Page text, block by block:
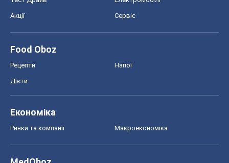
Акції Сервіс
Food Oboz
Рецепти Напої
Дієти
Економіка
Ринки та компанії Макроекономіка